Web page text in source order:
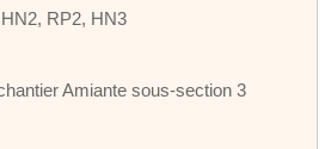
RP2, HN3
Amiante sous-section 3